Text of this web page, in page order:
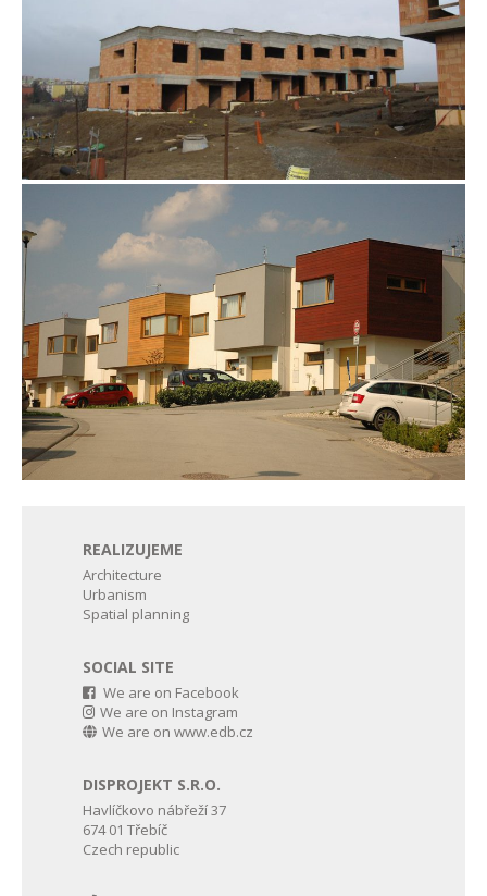
REALIZUJEME
Architecture
Urbanism
Spatial planning
SOCIAL SITE
We are on Facebook
We are on Instagram
We are on www.edb.cz
DISPROJEKT S.R.O.
Havlíčkovo nábřeží 37
674 01 Třebíč
Czech republic